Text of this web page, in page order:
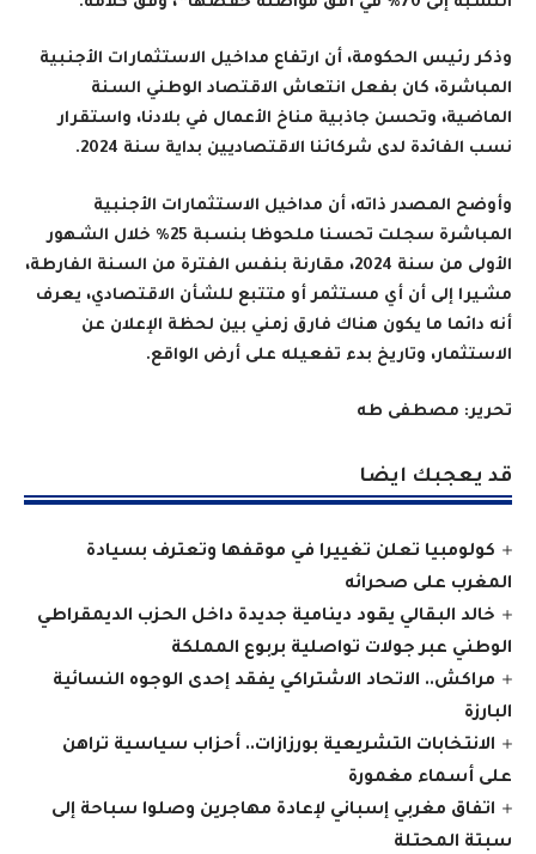
وذكر رئيس الحكومة، أن ارتفاع مداخيل الاستثمارات الأجنبية
المباشرة، كان بفعل انتعاش الاقتصاد الوطني السنة
الماضية، وتحسن جاذبية مناخ الأعمال في بلادنا، واستقرار
نسب الفائدة لدى شركائنا الاقتصاديين بداية سنة 2024
.
وأوضح المصدر ذاته، أن مداخيل الاستثمارات الأجنبية
المباشرة سجلت تحسنا ملحوظا بنسبة 25% خلال الشهور
الأولى من سنة 2024، مقارنة بنفس الفترة من السنة الفارطة،
مشيرا إلى أن أي مستثمر أو متتبع للشأن الاقتصادي، يعرف
أنه دائما ما يكون هناك فارق زمني بين لحظة الإعلان عن
الاستثمار، وتاريخ بدء تفعيله على أرض الواقع.
تحرير: مصطفى طه
قد يعجبك ايضا
كولومبيا تعلن تغييرا في موقفها وتعترف بسيادة
المغرب على صحرائه
خالد البقالي يقود دينامية جديدة داخل الحزب الديمقراطي
الوطني عبر جولات تواصلية بربوع المملكة
مراكش.. الاتحاد الاشتراكي يفقد إحدى الوجوه النسائية
البارزة
الانتخابات التشريعية بورزازات.. أحزاب سياسية تراهن
على أسماء مغمورة
اتفاق مغربي إسباني لإعادة مهاجرين وصلوا سباحة إلى
سبتة المحتلة